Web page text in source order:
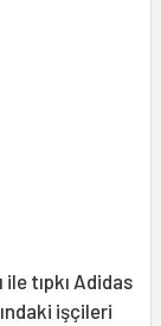
tıpkı Adidas
işçileri